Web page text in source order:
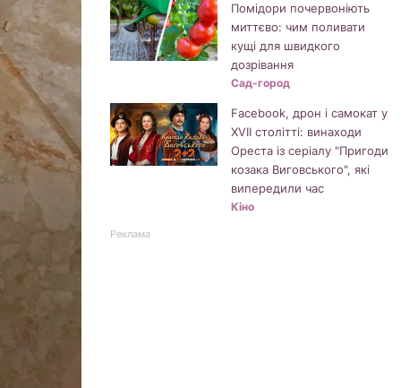
Помідори почервоніють
миттєво: чим поливати
кущі для швидкого
дозрівання
Сад-город
Facebook, дрон і самокат у
XVII столітті: винаходи
Ореста із серіалу "Пригоди
козака Виговського", які
випередили час
Кіно
Реклама